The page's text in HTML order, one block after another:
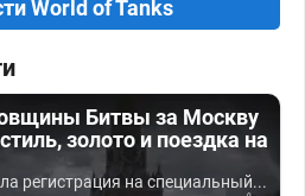
World of Tanks
Битвы за Москву
золото и поездка на
регистрация на специальный...